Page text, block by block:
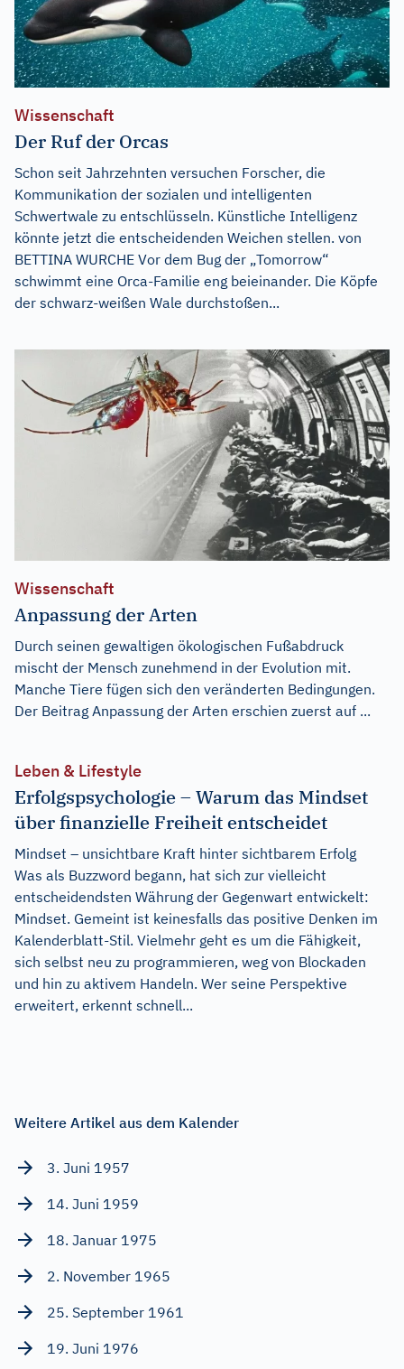
Wissenschaft
Der Ruf der Orcas
Schon seit Jahrzehnten versuchen Forscher, die
Kommunikation der sozialen und intelligenten
Schwertwale zu entschlüsseln. Künstliche Intelligenz
könnte jetzt die entscheidenden Weichen stellen. von
BETTINA WURCHE Vor dem Bug der „Tomorrow“
schwimmt eine Orca-Familie eng beieinander. Die Köpfe
der schwarz-weißen Wale durchstoßen...
Wissenschaft
Anpassung der Arten
Durch seinen gewaltigen ökologischen Fußabdruck
mischt der Mensch zunehmend in der Evolution mit.
Manche Tiere fügen sich den veränderten Bedingungen.
Der Beitrag Anpassung der Arten erschien zuerst auf ...
Leben & Lifestyle
Erfolgspsychologie – Warum das Mindset
über finanzielle Freiheit entscheidet
Mindset – unsichtbare Kraft hinter sichtbarem Erfolg
Was als Buzzword begann, hat sich zur vielleicht
entscheidendsten Währung der Gegenwart entwickelt:
Mindset. Gemeint ist keinesfalls das positive Denken im
Kalenderblatt-Stil. Vielmehr geht es um die Fähigkeit,
sich selbst neu zu programmieren, weg von Blockaden
und hin zu aktivem Handeln. Wer seine Perspektive
erweitert, erkennt schnell...
Weitere Artikel aus dem Kalender
3. Juni 1957
14. Juni 1959
18. Januar 1975
2. November 1965
25. September 1961
19. Juni 1976